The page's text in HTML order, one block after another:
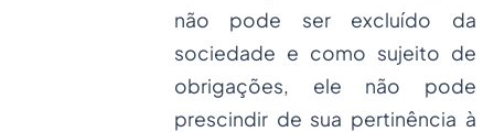
não pode ser excluído da
sociedade e como sujeito de
obrigações, ele não pode
prescindir de sua pertinência à